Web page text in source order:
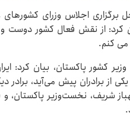
برگزاری اجلاس وزرای
کرد: از نقش فعال کشور دوست و
می کنم.
کشور پاکستان، بیان کرد:
از برادران پیش می‌آید، برادر
شریف، نخست‌وزیر پاکستان،